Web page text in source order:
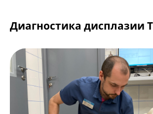
Диагностика дисплазии